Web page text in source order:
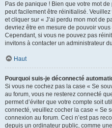
Pas de panique ! Bien que votre mot
peut facilement être réinitialisé.
et cliquer sur « J’ai perdu mon mot de
devriez être en mesure de pouvoir
Cependant, si vous ne pouvez pas
invitons à contacter un administrateur
Haut
Pourquoi suis-je déconnecté
Si vous ne cochez pas la case « Se
au forum, vous ne resterez connecté
permet d’éviter que votre compte soit
connecté, veuillez cocher la case « Se
connexion au forum. Ceci n’est pas
depuis un ordinateur public, comme